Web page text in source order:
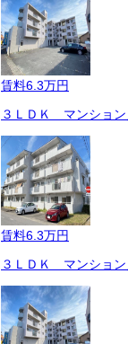
賃料6.3万円
３ＬＤＫ マンション
賃料6.3万円
３ＬＤＫ マンション